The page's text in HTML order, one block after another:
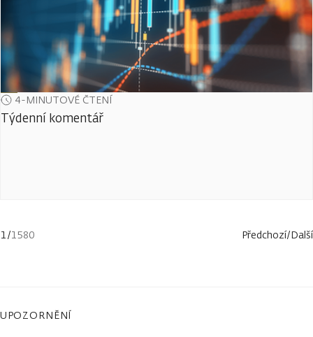
4-MINUTOVÉ ČTENÍ
Týdenní komentář
1/1580 Předchozí/Další
UPOZORNĚNÍ